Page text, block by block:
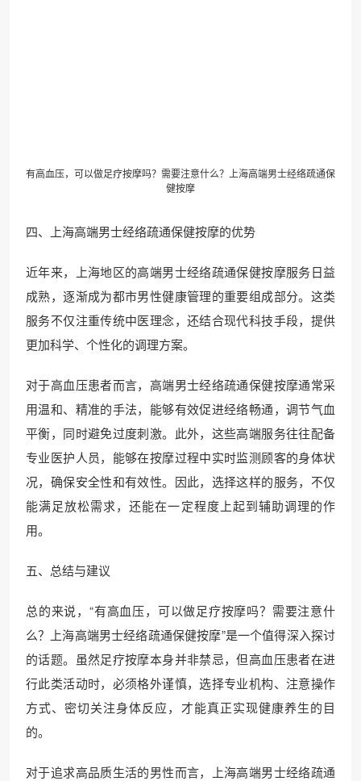
有高血压，可以做足疗按摩吗？需要注意什么？上海高端男士经络疏通保
健按摩
四、上海高端男士经络疏通保健按摩的优势
近年来，上海地区的高端男士经络疏通保健按摩服务日益
成熟，逐渐成为都市男性健康管理的重要组成部分。这类
服务不仅注重传统中医理念，还结合现代科技手段，提供
更加科学、个性化的调理方案。
对于高血压患者而言，高端男士经络疏通保健按摩通常采
用温和、精准的手法，能够有效促进经络畅通，调节气血
平衡，同时避免过度刺激。此外，这些高端服务往往配备
专业医护人员，能够在按摩过程中实时监测顾客的身体状
况，确保安全性和有效性。因此，选择这样的服务，不仅
能满足放松需求，还能在一定程度上起到辅助调理的作
用。
五、总结与建议
总的来说，“有高血压，可以做足疗按摩吗？需要注意什
么？上海高端男士经络疏通保健按摩”是一个值得深入探讨
的话题。虽然足疗按摩本身并非禁忌，但高血压患者在进
行此类活动时，必须格外谨慎，选择专业机构、注意操作
方式、密切关注身体反应，才能真正实现健康养生的目
的。
对于追求高品质生活的男性而言，上海高端男士经络疏通